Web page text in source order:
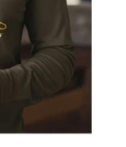
Napište nám